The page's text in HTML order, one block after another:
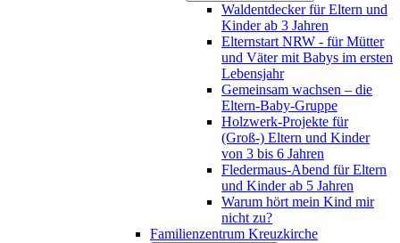
Waldentdecker für Eltern und
Kinder ab 3 Jahren
Elternstart NRW - für Mütter
und Väter mit Babys im ersten
Lebensjahr
Gemeinsam wachsen – die
Eltern-Baby-Gruppe
Holzwerk-Projekte für
(Groß-) Eltern und Kinder
von 3 bis 6 Jahren
Fledermaus-Abend für Eltern
und Kinder ab 5 Jahren
Warum hört mein Kind mir
nicht zu?
Familienzentrum Kreuzkirche